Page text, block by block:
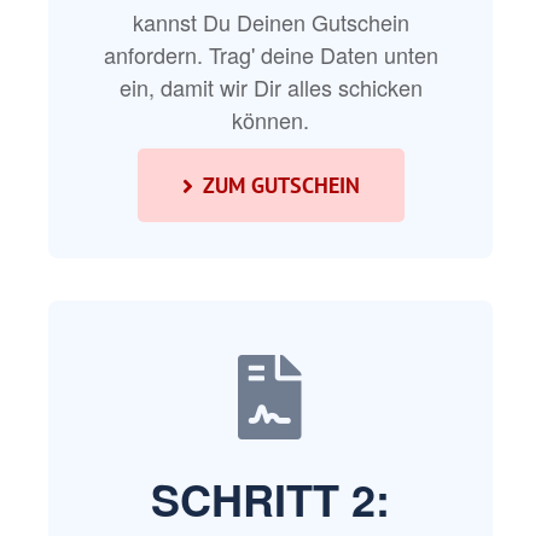
kannst Du Deinen Gutschein
anfordern. Trag' deine Daten unten
ein, damit wir Dir alles schicken
können.
ZUM GUTSCHEIN
SCHRITT 2: